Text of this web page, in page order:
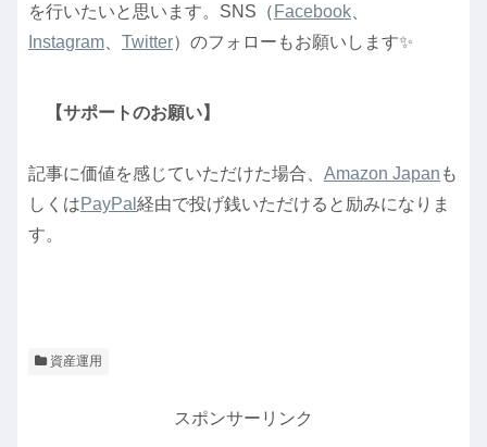
を行いたいと思います。SNS（ Facebook
Instagram
Twitter）のフォローもお願いします✨
【サポートのお願い】
記事に価値を感じていただけた場合、 Amazon Japan も
しくはPayPal 経由で投げ銭いただけると励みになりま
す。
資産運用
スポンサーリンク